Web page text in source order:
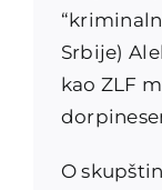
Srbije)
kao ZLF
O